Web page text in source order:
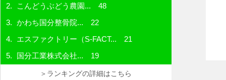
こんどうぶどう農園... 48
かわち国分整骨院... 22
エスファクトリー（S-FACT... 21
国分工業株式会社... 19
＞ランキングの詳細はこちら